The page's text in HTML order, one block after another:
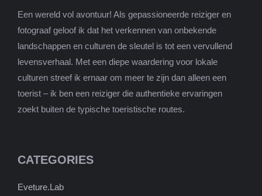
Een wereld vol avontuur! Als gepassioneerde reiziger en
fotograaf geloof ik dat het verkennen van onbekende
landschappen en culturen de sleutel is tot een vervullend
levensverhaal. Met een diepe waardering voor lokale
culturen streef ik ernaar om meer te zijn dan alleen een
toerist – ik ben een reiziger die authentieke ervaringen
zoekt buiten de typische toeristische routes.
CATEGORIES
Eveture.Lab